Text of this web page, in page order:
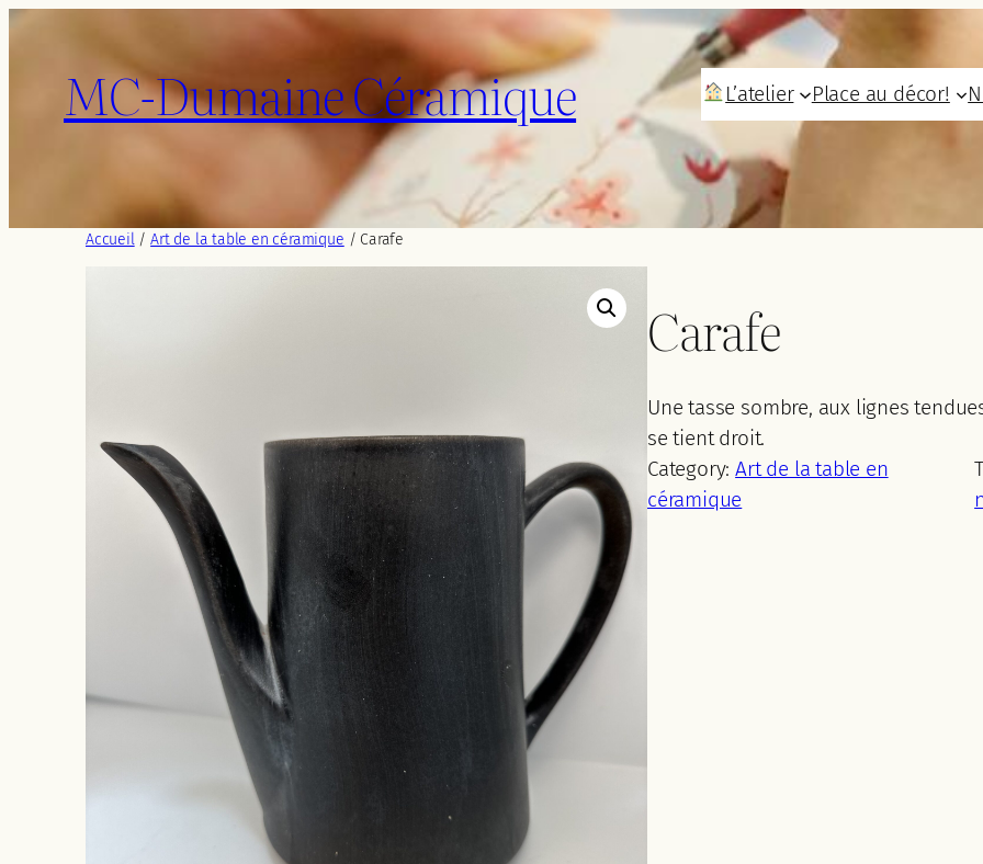
Aller
contenuMC-Dumaine Céramique L’atelier Place au décor!
Accueil/Art de la table en céramique / Carafe
Carafe
Une tasse sombre, aux lignes
se tient droit.
Category:Art de la table en
céramique